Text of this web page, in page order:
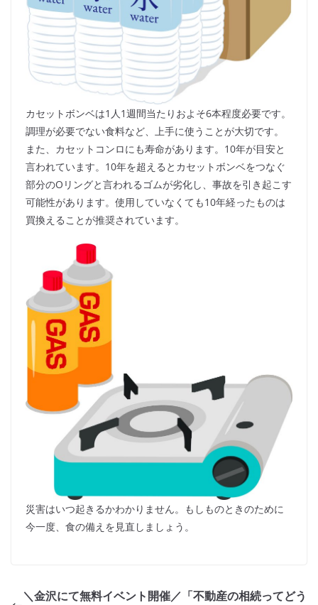
カセットボンベは1人1週間当たりおよそ6本程度必要です。
調理が必要でない食料など、上手に使うことが大切です。
また、カセットコンロにも寿命があります。10年が目安と
言われています。10年を超えるとカセットボンベをつなぐ
部分のOリングと言われるゴムが劣化し、事故を引き起こす
可能性があります。使用していなくても10年経ったものは
買換えることが推奨されています。
災害はいつ起きるかわかりません。もしものときのために
今一度、食の備えを見直しましょう。
＼金沢にて無料イベント開催／「不動産の相続ってどう